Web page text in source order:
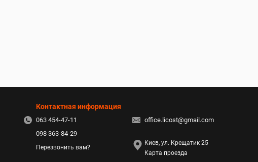
Контактная информация
063 454-47-11
098 363-84-29
Перезвонить вам?
office.licost@gmail.com
Киев, ул. Крещатик 25
Карта проезда